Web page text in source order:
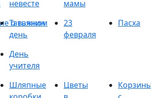
невесте
мамы
о важном
Татьянин
день
23
февраля
Пасха
День
учителя
Шляпные
Цветы